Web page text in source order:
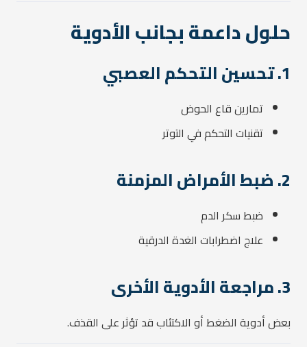
حلول داعمة بجانب الأدوية
1. تحسين التحكم العصبي
تمارين قاع الحوض
تقنيات التحكم في التوتر
2. ضبط الأمراض المزمنة
ضبط سكر الدم
علاج اضطرابات الغدة الدرقية
3. مراجعة الأدوية الأخرى
بعض أدوية الضغط أو الاكتئاب قد تؤثر على القذف.